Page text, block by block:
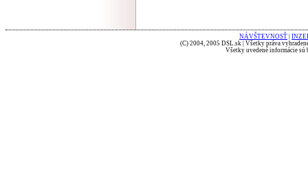
NÁVŠTEVNOSŤ
(C) 2004, 2005 DSL.sk | Všetky práva
Všetky uvedené informácie sú